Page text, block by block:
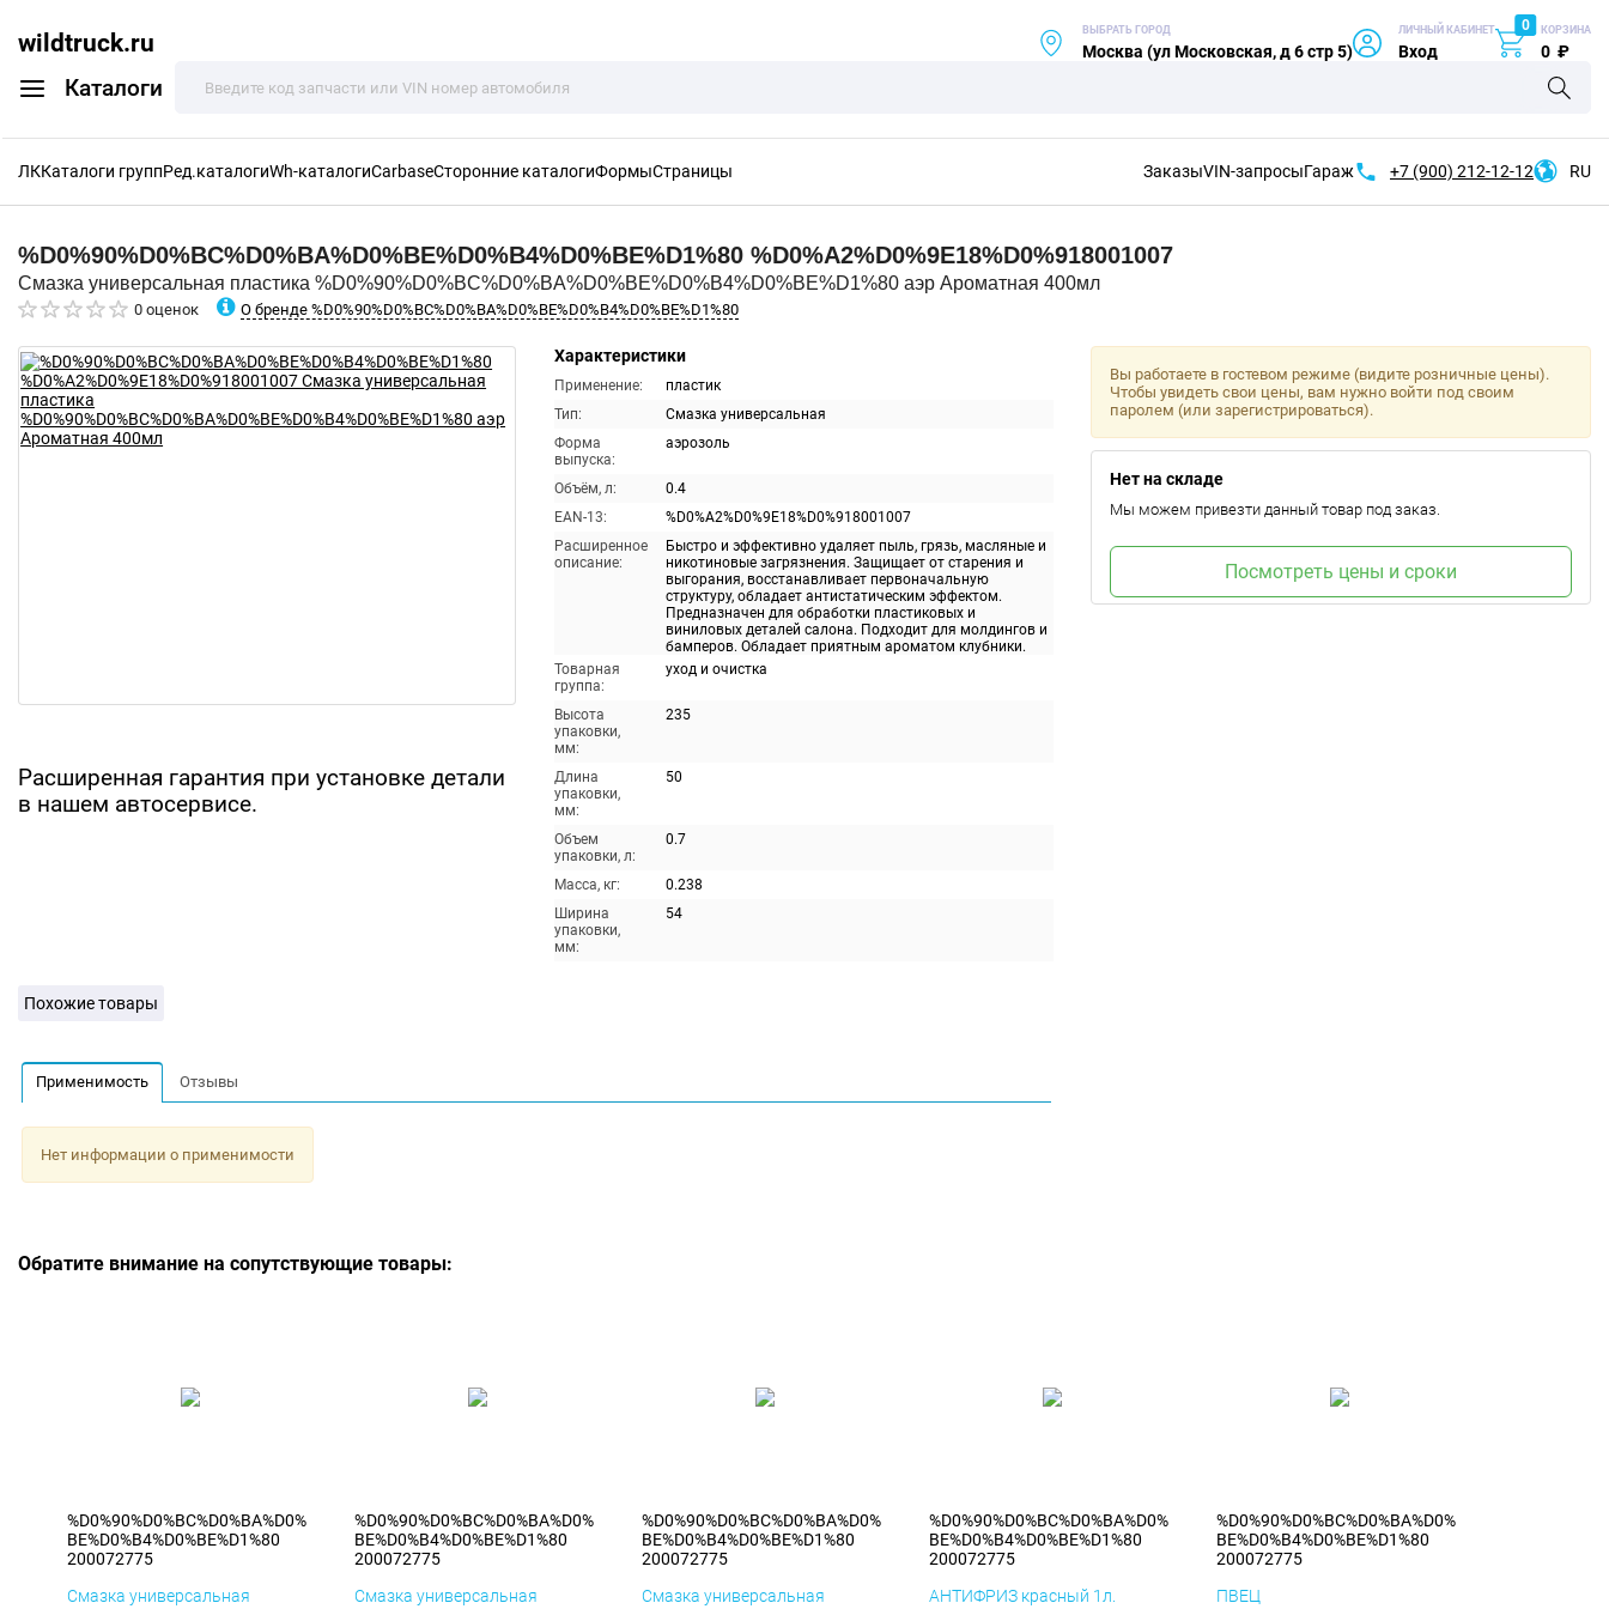
wildtruck.ru
Каталоги
ВЫБРАТЬ ГОРОД
Москва (ул Московская, д 6 стр 5)
ЛИЧНЫЙ КАБИНЕТ
Вход
0 КОРЗИНА
0 ₽
ЛККаталоги группРед.каталогиWh-каталогиCarbaseСторонние каталогиФормыСтраницы ЗаказыVIN-запросыГараж +7 (900) 212-12-12 RU
%D0%90%D0%BC%D0%BA%D0%BE%D0%B4%D0%BE%D1%80 %D0%A2%D0%9E18%D0%918001007
Смазка универсальная пластика %D0%90%D0%BC%D0%BA%D0%BE%D0%B4%D0%BE%D1%80 аэр Ароматная 400мл
0 оценок О бренде %D0%90%D0%BC%D0%BA%D0%BE%D0%B4%D0%BE%D1%80
Расширенная гарантия при установке детали
в нашем автосервисе.
Характеристики
Применение:
пластик
Тип:
Смазка универсальная
Форма
выпуска:
аэрозоль
Объём, л:
0.4
EAN-13:
%D0%A2%D0%9E18%D0%918001007
Расширенное
описание:
Быстро и эффективно удаляет пыль, грязь, масляные и
никотиновые загрязнения. Защищает от старения и
выгорания, восстанавливает первоначальную
структуру, обладает антистатическим эффектом.
Предназначен для обработки пластиковых и
виниловых деталей салона. Подходит для молдингов и
бамперов. Обладает приятным ароматом клубники.
Товарная
группа:
уход и очистка
Высота
упаковки,
мм:
235
Длина
упаковки,
мм:
50
Объем
упаковки, л:
0.7
Масса, кг:
0.238
Ширина
упаковки,
мм:
54
Вы работаете в гостевом режиме (видите розничные цены).
Чтобы увидеть свои цены, вам нужно войти под своим
паролем (или зарегистрироваться).
Нет на складе
Мы можем привезти данный товар под заказ.
Посмотреть цены и сроки
Похожие товары
Применимость Отзывы
Нет информации о применимости
Обратите внимание на сопутствующие товары:
%D0%90%D0%BC%D0%BA%D0%
BE%D0%B4%D0%BE%D1%80
200072775
Смазка универсальная
%D0%90%D0%BC%D0%BA%D0%
BE%D0%B4%D0%BE%D1%80
200072775
Смазка универсальная
%D0%90%D0%BC%D0%BA%D0%
BE%D0%B4%D0%BE%D1%80
200072775
Смазка универсальная
%D0%90%D0%BC%D0%BA%D0%
BE%D0%B4%D0%BE%D1%80
200072775
АНТИФРИЗ красный 1л.
%D0%90%D0%BC%D0%BA%D0%
BE%D0%B4%D0%BE%D1%80
200072775
ПВЕЦ